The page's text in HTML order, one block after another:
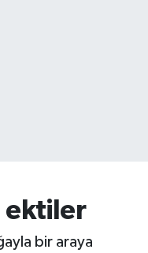
ektiler
bir araya